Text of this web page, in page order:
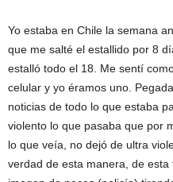
Yo estaba en Chile la semana
que me salté el estallido por 8
estalló todo el 18. Me sentí
celular y yo éramos uno.
noticias de todo lo que estaba
violento lo que pasaba que por
lo que veía, no dejó de ultra
verdad de esta manera, de